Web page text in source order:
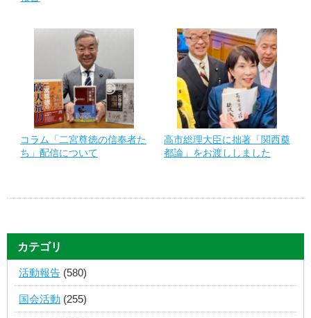
コラム「二宮尊徳の信奉者た
ち」配信について
高市総理大臣に拙著「関西奠
都論」をお渡ししました
カテゴリ
活動報告 (580)
国会活動 (255)